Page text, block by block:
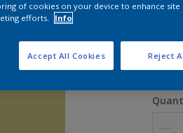
of cookies on your device to enhance site
efforts.
Info
Reject
Accept All Cookies